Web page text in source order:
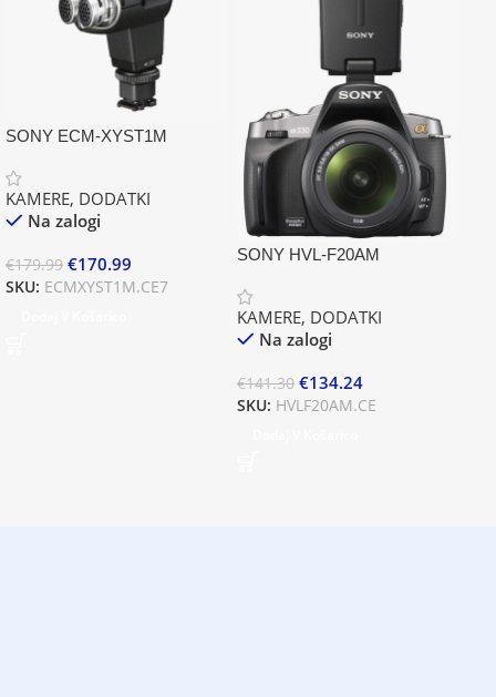
SONY ECM-XYST1M
KAMERE, DODATKI
Na zalogi
€179.99 €170.99
SKU: ECMXYST1M.CE7
SONY HVL-F20AM
KAMERE, DODATKI
Na zalogi
€141.30 €134.24
SKU: HVLF20AM.CE